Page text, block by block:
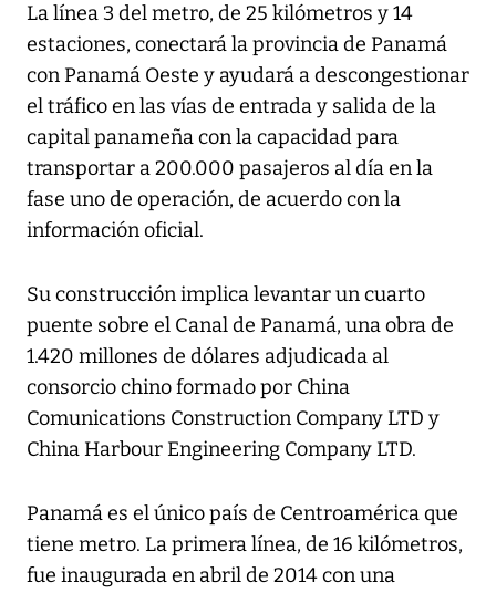
La línea 3 del metro, de 25 kilómetros y 14
estaciones, conectará la provincia de Panamá
con Panamá Oeste y ayudará a descongestionar
el tráfico en las vías de entrada y salida de la
capital panameña con la capacidad para
transportar a 200.000 pasajeros al día en la
fase uno de operación, de acuerdo con la
información oficial.
Su construcción implica levantar un cuarto
puente sobre el Canal de Panamá, una obra de
1.420 millones de dólares adjudicada al
consorcio chino formado por China
Comunications Construction Company LTD y
China Harbour Engineering Company LTD.
Panamá es el único país de Centroamérica que
tiene metro. La primera línea, de 16 kilómetros,
fue inaugurada en abril de 2014 con una